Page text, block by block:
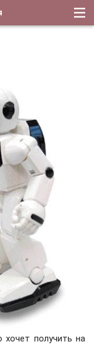
получить на